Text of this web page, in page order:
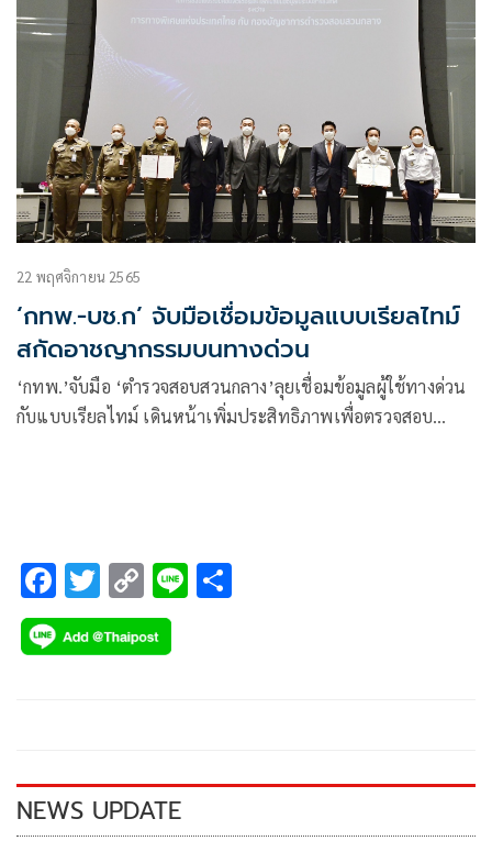
22 พฤศจิกายน 2565
‘กทพ.-บช.ก’ จับมือเชื่อมข้อมูลแบบเรียลไทม์
สกัดอาชญากรรมบนทางด่วน
‘กทพ.’จับมือ ‘ตำรวจสอบสวนกลาง’ลุยเชื่อมข้อมูลผู้ใช้ทางด่วน
กับแบบเรียลไทม์ เดินหน้าเพิ่มประสิทธิภาพเพื่อตรวจสอบ
F
ac
e
k
T
wi
tt
C
o
p
k
Li
NEWS UPDATE